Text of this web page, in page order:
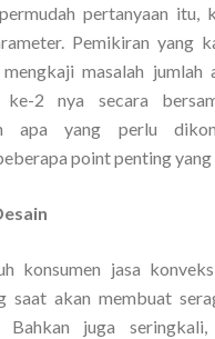
pertanyaan itu,
Pemikiran yang
masalah jumlah
2 nya secara
apa yang perlu
point penting
konsumen jasa
saat akan membuat
Bahkan juga